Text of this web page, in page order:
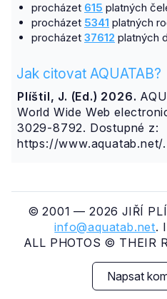
procházet 615 platných
procházet 5341 platných
procházet 37612 platných
Jak citovat AQUATAB?
Plíštil, J. (Ed.) 2026.
World Wide Web
3029-8792. Dostupné z:
https://www.aquatab.net/.
© 2001 — 2026 JIŘÍ
info@aquatab.net.
ALL PHOTOS © THEIR
Napsat